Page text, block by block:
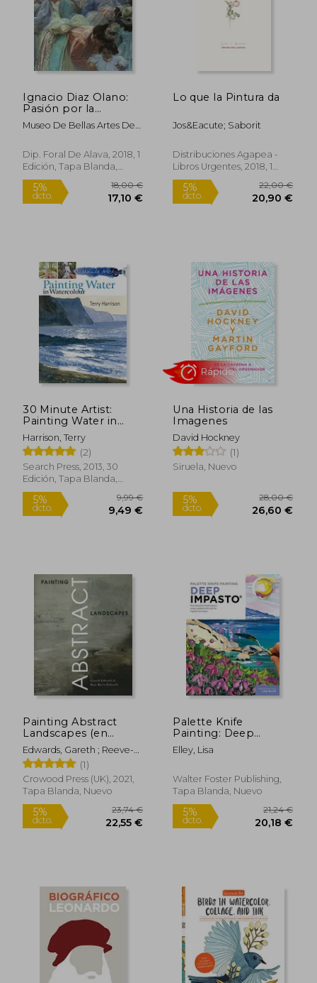
5%
dcto. 9,13 €
Ignacio Diaz Olano:
Pasión por la
Realidad
Museo De Bellas Artes De
Y Arqueología De La
Diputación Foral De Álava
Dip. Foral De Alava, 2018, 1
Edición, Tapa Blanda,
Nuevo
5%
dcto.
18,00 €
Lo que la Pintura da
Jos&Eacute; Saborit
Distribuciones Agapea -
Libros Urgentes, 2018, 1
Edición, Tapa Blanda,
Nuevo
5%
dcto.
30 Minute Artist:
Painting Water in
Watercolour (en
Inglés)
Harrison, Terry
(2)
Search Press, 2013, 30
Edición, Tapa Blanda,
Nuevo
Una Historia de las
Imagenes
David Hockney
(1)
Siruela, Nuevo
Painting Abstract
Landscapes (en
Inglés)
Edwards, Gareth ; Reeve-
Edwards, Kate(1)
Crowood Press (UK), 2021,
Tapa Blanda, Nuevo
Palette Knife
Painting: Deep
Impasto: Paint
Beautiful
Palette Knife and the
Impasto Technique
Inglés)
Elley, Lisa
Walter Foster Publishing,
Tapa Blanda, Nuevo